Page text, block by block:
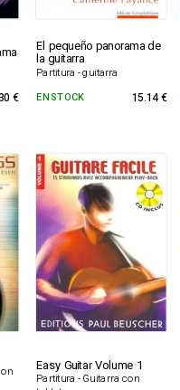
El pequeño panorama de
la guitarra
Partitura - guitarra
€ EN STOCK 15.14 €
Easy Guitar Volume 1
Partitura - Guitarra con